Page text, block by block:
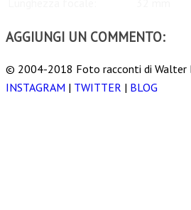
AGGIUNGI UN COMMENTO:
© 2004-2018 Foto racconti di Walter
INSTAGRAM | TWITTER | BLOG